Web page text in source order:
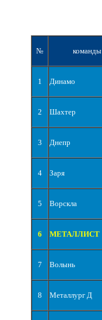
№ команды
1 Динамо
2 Шахтер
3 Днепр
4 Заря
5 Ворскла
6 МЕТАЛЛИСТ
7 Волынь
8 Металлург Д